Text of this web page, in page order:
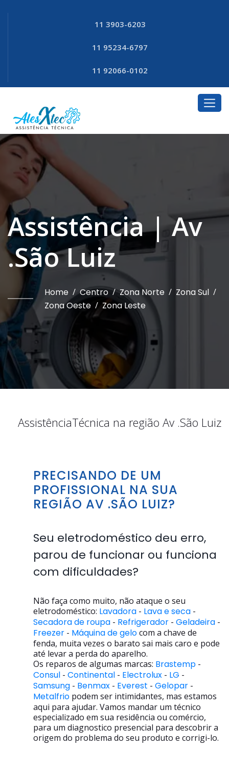
11 3903-6203
11 95234-6797
11 92066-0102
Assistência | Av
.São Luiz
Home / Centro / Zona Norte / Zona Sul /
Zona Oeste / Zona Leste
AssistênciaTécnica na região Av .São Luiz
PRECISANDO DE UM
PROFISSIONAL NA SUA
REGIÃO AV .SÃO LUIZ?
Seu eletrodoméstico deu erro,
parou de funcionar ou funciona
com dificuldades?
Não faça como muito, não ataque o seu
eletrodoméstico: Lavadora - Lava e seca -
Secadora de roupa - Refrigerador - Geladeira -
Freezer - Máquina de gelocom a chave de
fenda, muita vezes o barato sai mais caro e pode
até levar a perda do aparelho.
Os reparos de algumas marcas: Brastemp -
Consul - Continental - Electrolux - LG -
Samsung - Benmax - Everest - Gelopar -
Metalfrio podem ser intimidantes, mas estamos
aqui para ajudar. Vamos mandar um técnico
especializado em sua residência ou comércio,
para um diagnostico presencial para descobrir a
origem do problema do seu produto e corrigi-lo.